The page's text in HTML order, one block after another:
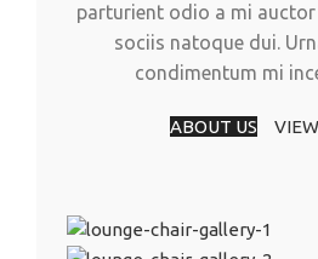
parturient odio a mi auctor
sociis natoque dui.
condimentum mi
ABOUT US